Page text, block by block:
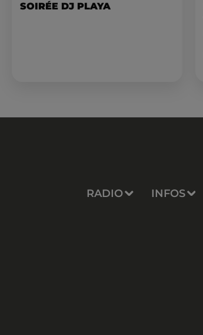
SOIRÉE DJ PLAYA
RADIO INFOS